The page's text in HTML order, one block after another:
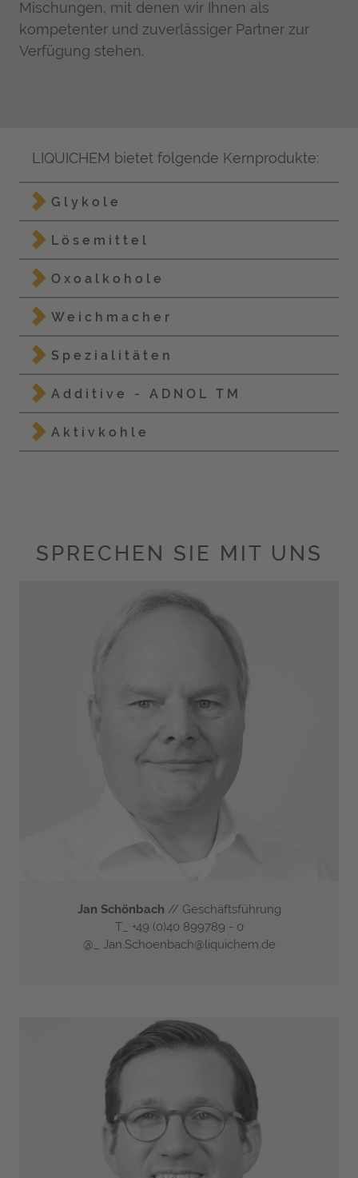
Mischungen, mit denen wir Ihnen als
kompetenter und zuverlässiger Partner zur
Verfügung stehen.
LIQUICHEM bietet folgende Kernprodukte:
Navigation überspringen
Glykole
Lösemittel
Oxoal­kohole
Weichmacher
Spezialitäten
Additive - ADNOL TM
Aktivkohle
SPRECHEN SIE MIT UNS
Jan Schönbach // Geschäftsführung
T_ +49 (0)40 899789 - 0
@_
Jan.Schoenbach@liquichem.de